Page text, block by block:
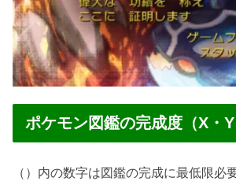
ポケモン図鑑の完成度（X・Y
（）内の数字は図鑑の完成に最低限必